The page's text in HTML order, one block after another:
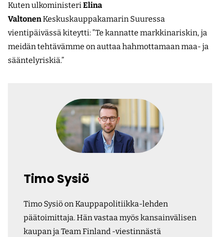
Kuten ulkoministeriElina
ValtonenKeskuskauppakamarin Suuressa
vientipäivässä kiteytti: ”Te kannatte markkinariskin, ja
meidän tehtävämme on auttaa hahmottamaan maa- ja
sääntelyriskiä.”
Timo Sysiö
Timo Sysiö on Kauppapolitiikka-lehden
päätoimittaja. Hän vastaa myös kansainvälisen
kaupan ja Team Finland -viestinnästä